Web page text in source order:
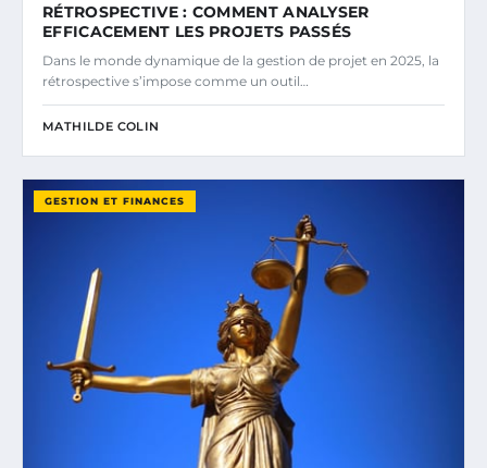
RÉTROSPECTIVE : COMMENT ANALYSER
EFFICACEMENT LES PROJETS PASSÉS
Dans le monde dynamique de la gestion de projet en 2025, la
rétrospective s’impose comme un outil…
MATHILDE COLIN
GESTION ET FINANCES